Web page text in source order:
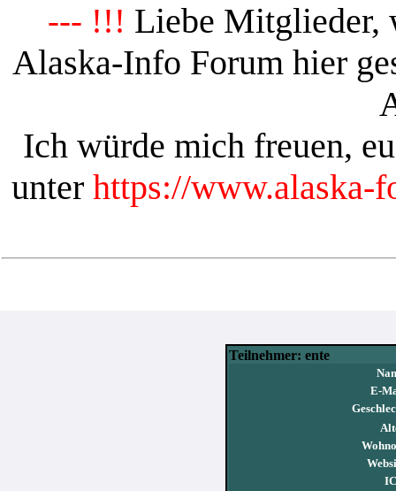
--- !!! Liebe Mitglieder,
Alaska-Info Forum hier
Ich würde mich freuen,
unter https://www.alaska-
Teilnehmer: ente
E-